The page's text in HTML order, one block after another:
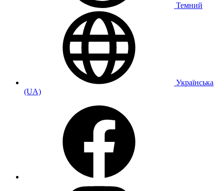
Темний
Українська
(UA)